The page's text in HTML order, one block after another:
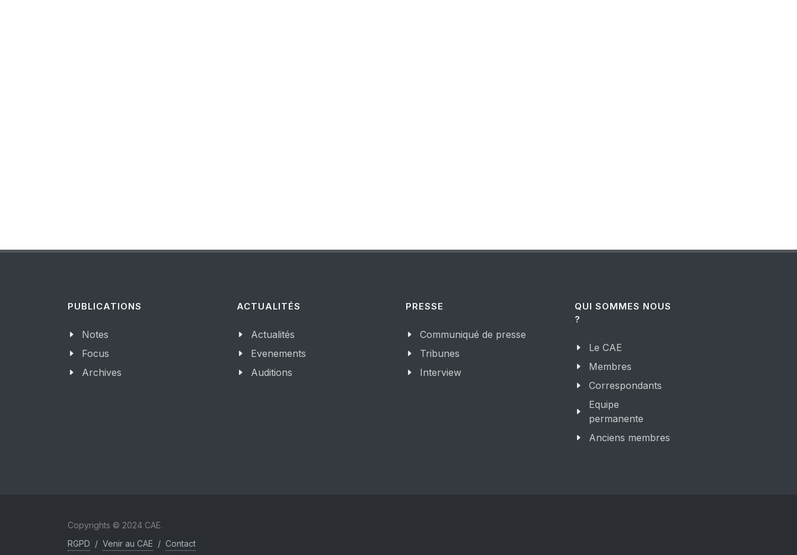
PUBLICATIONS
Notes
Focus
Archives
ACTUALITÉS
Actualités
Evenements
Auditions
PRESSE
Communiqué de presse
Tribunes
Interview
QUI SOMMES NOUS
?
Le CAE
Membres
Correspondants
Equipe
permanente
Anciens membres
Copyrights © 2024 CAE.
RGPD / Venir au CAE / Contact